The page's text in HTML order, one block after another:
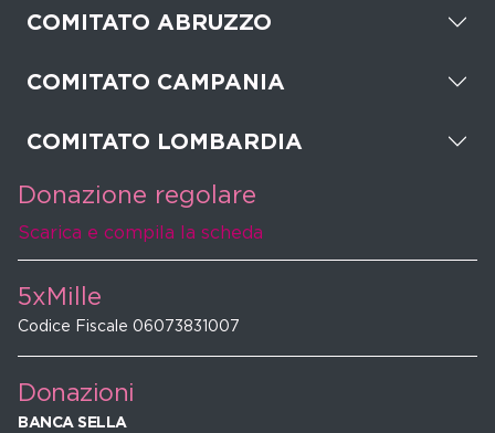
COMITATO ABRUZZO
COMITATO CAMPANIA
COMITATO LOMBARDIA
Donazione regolare
Scarica e compila la scheda
5xMille
Codice Fiscale 06073831007
Donazioni
BANCA SELLA